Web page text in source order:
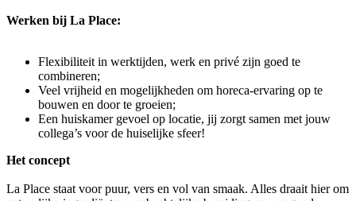
Werken bij La Place:
Flexibiliteit in werktijden, werk en privé zijn goed te
combineren;
Veel vrijheid en mogelijkheden om horeca-ervaring op te
bouwen en door te groeien;
Een huiskamer gevoel op locatie, jij zorgt samen met jouw
collega’s voor de huiselijke sfeer!
Het concept
La Place staat voor puur, vers en vol van smaak. Alles draait hier om